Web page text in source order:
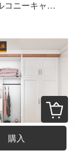
欧派バルコニーキャビネット収納置物洗濯機バルコニー空間一体化カスタマイズバイカル湖畔前払い金ベカル湖畔カスタマイズ前払い金
ヨーロッパスタイルのカスタム箪笥ヨーロッパスタイルの簡単なヨーロッパ北欧スタイルの二三四五門の大箪笥の百葉大箪笥の全室カスタマイズ家具前払い金促
購入